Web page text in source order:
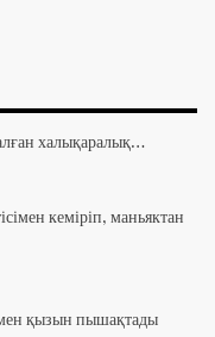
халықаралық…
кеміріп, маньяктан
қызын пышақтады